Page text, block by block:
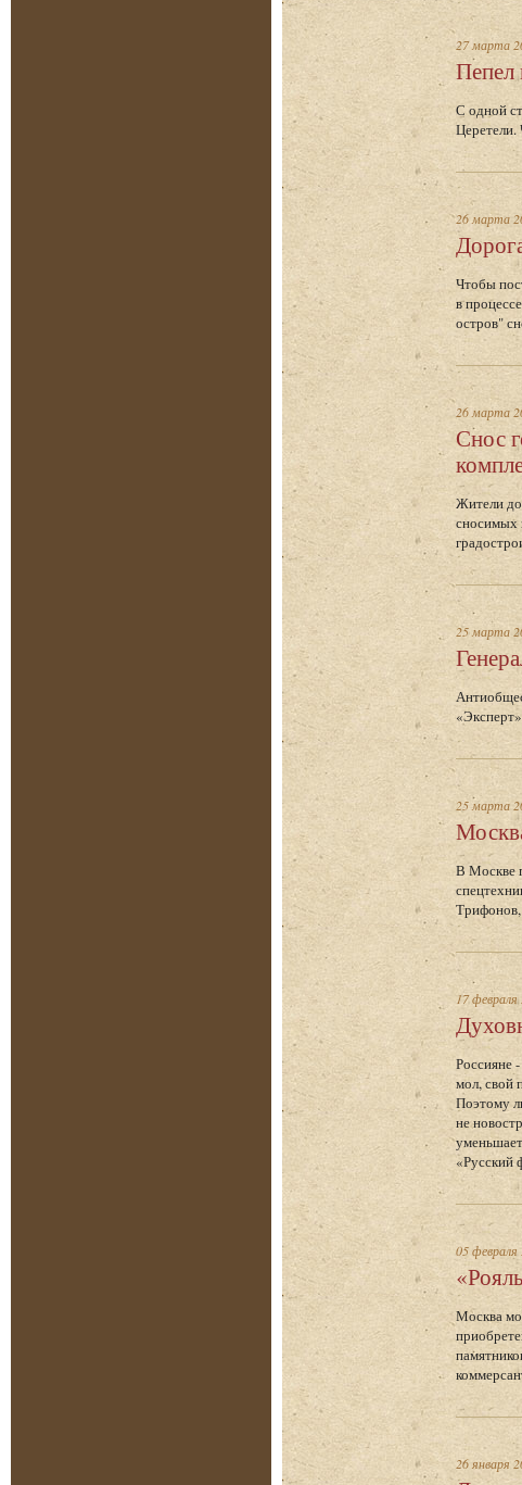
27 марта
Пепел
С одной
26 марта
Чтобы
в
остров"
26 марта
Снос
Жители
сносимых
25 марта
25 марта
В Москве
17 февраля
Россияне
мол, свой
Поэтому
не
«Русский
05 февраля
Москва
26 января